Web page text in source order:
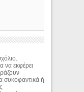
να εκφέρει
συκοφαντικά ή